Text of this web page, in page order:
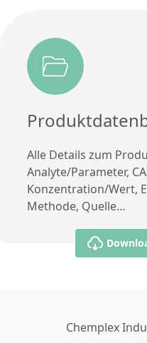
Alle Details zum
Analyte/Parameter,
Konzentration/Wert,
Methode, Quelle…
Chemplex